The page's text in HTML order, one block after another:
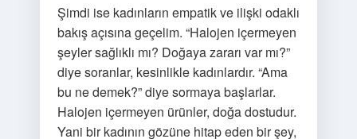
Şimdi ise kadınların empatik ve ilişki odaklı
bakış açısına geçelim. “Halojen içermeyen
şeyler sağlıklı mı? Doğaya zararı var mı?”
diye soranlar, kesinlikle kadınlardır. “Ama
bu ne demek?” diye sormaya başlarlar.
Halojen içermeyen ürünler, doğa dostudur.
Yani bir kadının gözüne hitap eden bir şey,